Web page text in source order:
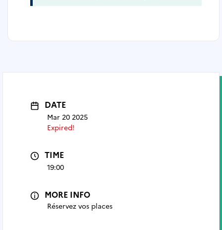
DATE
Mar 20 2025
Expired!
TIME
19:00
MORE INFO
Réservez vos places